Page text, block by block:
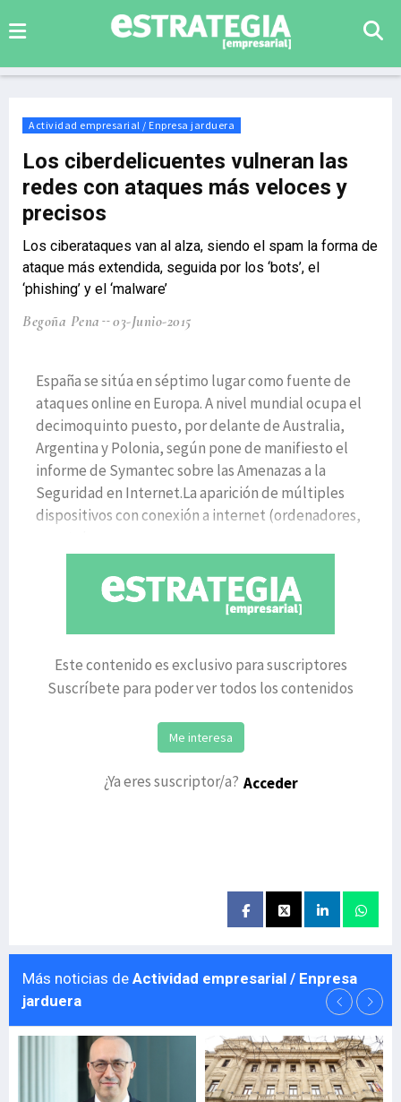
Actividad empresarial / Enpresa jarduera
Los ciberdelicuentes vulneran las
redes con ataques más veloces y
precisos
Los ciberataques van al alza, siendo el spam la forma de
ataque más extendida, seguida por los ‘bots’, el
‘phishing’ y el ‘malware’
Begoña Pena 03-Junio-2015
España se sitúa en séptimo lugar como fuente de
ataques online en Europa. A nivel mundial ocupa el
decimoquinto puesto, por delante de Australia,
Argentina y Polonia, según pone de manifiesto el
informe de Symantec sobre las Amenazas a la
Seguridad en Internet.La aparición de múltiples
dispositivos con conexión a internet (ordenadores,
Este contenido es exclusivo para suscriptores
Suscríbete para poder ver todos los contenidos
Me interesa
¿Ya eres suscriptor/a? Acceder
Más noticias de Actividad empresarial / Enpresa
jarduera